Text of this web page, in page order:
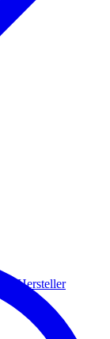
Hersteller